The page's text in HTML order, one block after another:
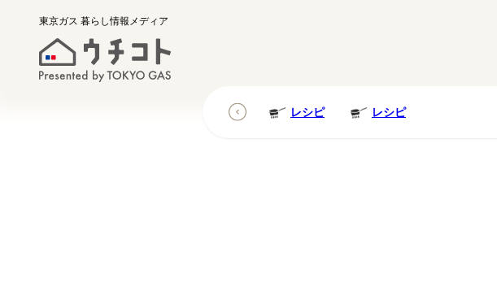
東京ガス 暮らし情報メディア
レシピ レシピ レシピ